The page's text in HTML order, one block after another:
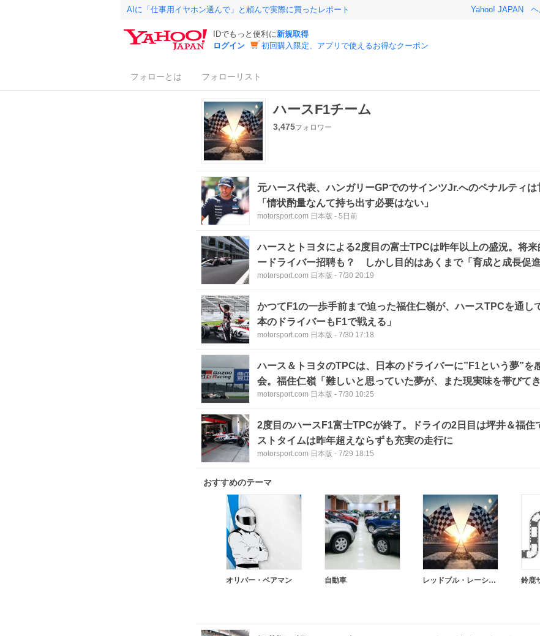
AIに「仕事用イヤホン選んで」と頼んで実際に買ったレポート Yahoo! JAPAN
IDでもっと便利に新規取得
ログイン
初回購入限定、アプリで使えるお得なクーポン
フォローとは フォローリスト
ハースF1チーム
3,475フォロワー
元ハース代表、ハンガリーGPでのサインツJr.へのペナルティ
「情状酌量なんて持ち出す必要はない」
motorsport.com 日本版 - 5日前
ハースとトヨタによる2度目の富士TPCは昨年以上の盛況。将
ードライバー招聘も？ しかし目的はあくまで「育成と成長促進
motorsport.com 日本版 - 7/30 20:19
かつてF1の一歩手前まで迫った福住仁嶺が、ハースTPCを通し
本のドライバーもF1で戦える」
motorsport.com 日本版 - 7/30 17:18
ハース＆トヨタのTPCは、日本のドライバーに”F1という夢”を
会。福住仁嶺「難しいと思っていた夢が、また現実味を帯びてき
motorsport.com 日本版 - 7/30 10:25
2度目のハースF1富士TPCが終了。ドライの2日目は坪井＆福
ストタイムは昨年超えならずも充実の走行に
motorsport.com 日本版 - 7/29 18:15
おすすめのテーマ
オリバー・ベアマン 自動車 レッドブル・レーシング 鈴鹿